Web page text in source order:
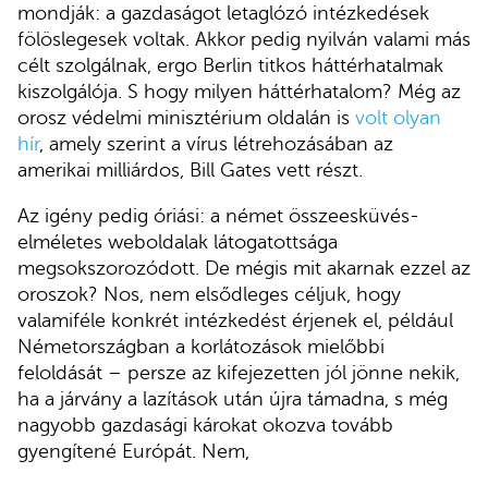
mondják: a gazdaságot letaglózó intézkedések
fölöslegesek voltak. Akkor pedig nyilván valami más
célt szolgálnak, ergo Berlin titkos háttérhatalmak
kiszolgálója. S hogy milyen háttérhatalom? Még az
orosz védelmi minisztérium oldalán is volt olyan
hír, amely szerint a vírus létrehozásában az
amerikai milliárdos, Bill Gates vett részt.
Az igény pedig óriási: a német összeesküvés-
elméletes weboldalak látogatottsága
megsokszorozódott. De mégis mit akarnak ezzel az
oroszok? Nos, nem elsődleges céljuk, hogy
valamiféle konkrét intézkedést érjenek el, például
Németországban a korlátozások mielőbbi
feloldását – persze az kifejezetten jól jönne nekik,
ha a járvány a lazítások után újra támadna, s még
nagyobb gazdasági károkat okozva tovább
gyengítené Európát. Nem,